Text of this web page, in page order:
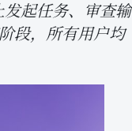
发起任务、审查输
段，所有用户均